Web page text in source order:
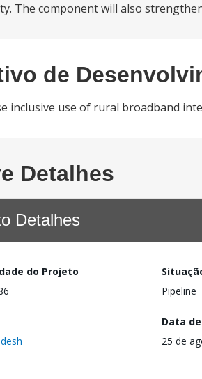
The component will also
de
inclusive use of rural broadband
Detalhes
Detalhes
do Projeto
Pipeline
Data
25 de